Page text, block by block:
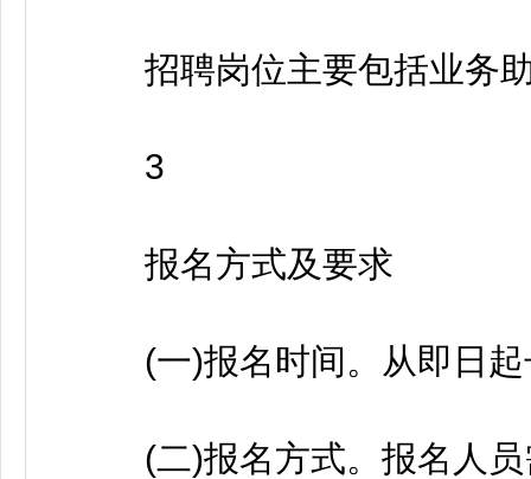
招聘岗位主要包括业务助
3
报名方式及要求
(一)报名时间。从即日起
(二)报名方式。报名人员